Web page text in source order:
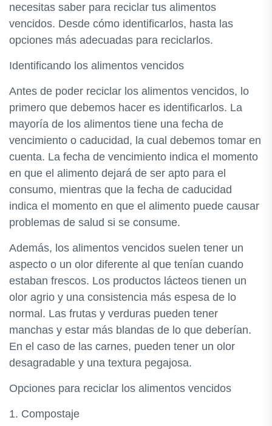
necesitas saber para reciclar tus alimentos
vencidos. Desde cómo identificarlos, hasta las
opciones más adecuadas para reciclarlos.
Identificando los alimentos vencidos
Antes de poder reciclar los alimentos vencidos, lo
primero que debemos hacer es identificarlos. La
mayoría de los alimentos tiene una fecha de
vencimiento o caducidad, la cual debemos tomar en
cuenta. La fecha de vencimiento indica el momento
en que el alimento dejará de ser apto para el
consumo, mientras que la fecha de caducidad
indica el momento en que el alimento puede causar
problemas de salud si se consume.
Además, los alimentos vencidos suelen tener un
aspecto o un olor diferente al que tenían cuando
estaban frescos. Los productos lácteos tienen un
olor agrio y una consistencia más espesa de lo
normal. Las frutas y verduras pueden tener
manchas y estar más blandas de lo que deberían.
En el caso de las carnes, pueden tener un olor
desagradable y una textura pegajosa.
Opciones para reciclar los alimentos vencidos
1. Compostaje